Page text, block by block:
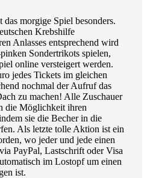
morgige Spiel besonders.
Krebshilfe
Anlasses entsprechend wird
Sondertrikots spielen,
online versteigert werden.
jedes Tickets im gleichen
nochmal der Aufruf das
zu machen! Alle Zuschauer
die Möglichkeit ihren
sie die Becher in die
Als letzte tolle Aktion ist ein
wo jeder und jede einen
PayPal, Lastschrift oder Visa
im Lostopf um einen
ist.